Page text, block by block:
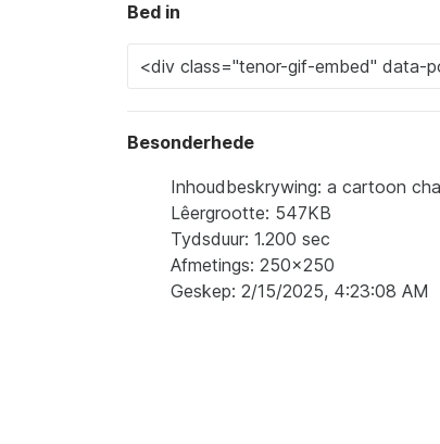
Bed in
Besonderhede
Inhoudbeskrywing: a cartoon
Lêergrootte: 547KB
Tydsduur: 1.200 sec
Afmetings: 250x250
Geskep: 2/15/2025, 4:23:08 AM